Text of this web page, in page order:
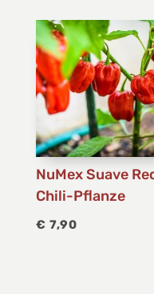
NuMex Suave
Chili-Pflanze
€ 7,90